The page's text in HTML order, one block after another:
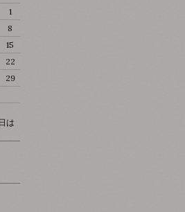
1
8
15
22
29
は